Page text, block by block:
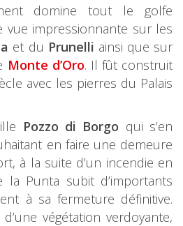
domine tout le golfe
vue impressionnante sur les
et du Prunelli ainsi que sur
Monte d’Oro. Il fût construit
avec les pierres du Palais
Pozzo di Borgo qui s’en
en faire une demeure
à la suite d’un incendie en
la Punta subit d’importants
à sa fermeture définitive.
végétation verdoyante,